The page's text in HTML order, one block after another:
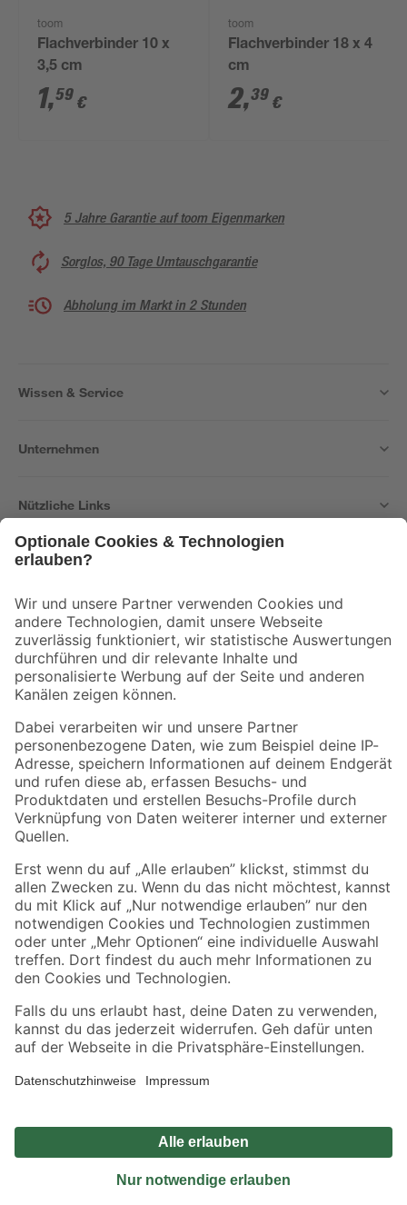
toom
Flachverbinder 10 x
3,5 cm
1,59 €
toom
Flachverbinder 18 x 4
cm
2,39 €
5 Jahre Garantie auf toom Eigenmarken
Sorglos, 90 Tage Umtauschgarantie
Abholung im Markt in 2 Stunden
Wissen & Service
Unternehmen
Nützliche Links
Der toom Newsletter: Keine Angebote und Aktionen mehr verpassen!
Zur Newsletter Anmeldung
Folge uns
Zahlungsarten Versandarten
Sicher einkaufen
Jetzt die toom-App herunterladen
Alle Preisangaben in EUR inkl. gesetzl. MwSt.. Die dargestellten Angebote sind unter
Umständen nicht in allen Märkten verfügbar. Die angegebenen Verfügbarkeiten beziehen
Produkte nur solange der Vorrat reicht.
*Paketversand ab 59 € versandkostenfrei, gilt nicht für Artikel mit Speditionsversand, hier
Privatsphäre Impressum
Nutzungsbedingungen
Widerrufsrecht
Vertrag widerrufen